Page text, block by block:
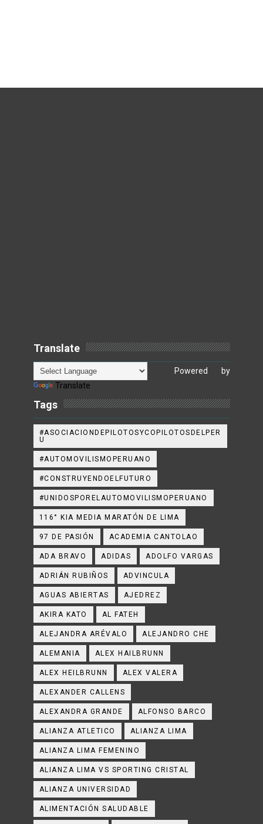
Translate
Powered by
Translate
Tags
#ASOCIACIONDEPILOTOSYCOPILOTOSDELPER
U
#AUTOMOVILISMOPERUANO
#CONSTRUYENDOELFUTURO
#UNIDOSPORELAUTOMOVILISMOPERUANO
116° KIA MEDIA MARATÓN DE LIMA
97 DE PASIÓN ACADEMIA CANTOLAO
ADA BRAVO ADIDAS ADOLFO VARGAS
ADRIÁN RUBIÑOS ADVINCULA
AGUAS ABIERTAS AJEDREZ
AKIRA KATO AL FATEH
ALEJANDRA ARÉVALO ALEJANDRO CHE
ALEMANIA ALEX HAILBRUNN
ALEX HEILBRUNN ALEX VALERA
ALEXANDER CALLENS
ALEXANDRA GRANDE ALFONSO BARCO
ALIANZA ATLETICO ALIANZA LIMA
ALIANZA LIMA FEMENINO
ALIANZA LIMA VS SPORTING CRISTAL
ALIANZA UNIVERSIDAD
ALIMENTACIÓN SALUDABLE